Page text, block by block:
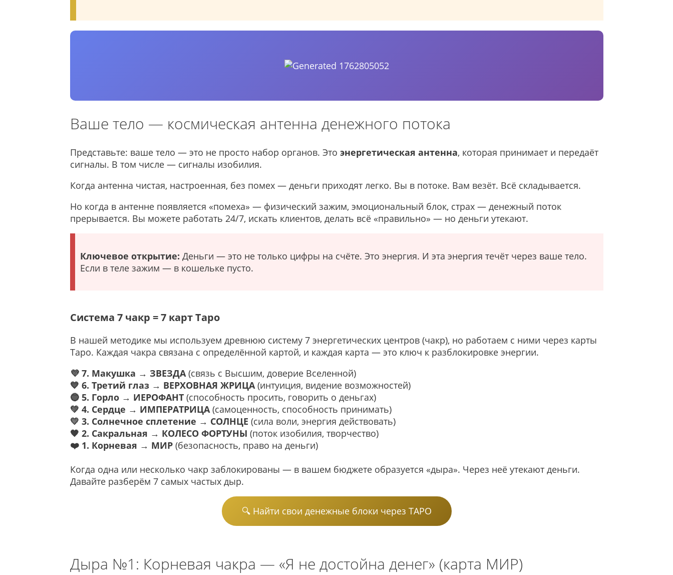
Ваше тело — космическая антенна денежного потока
Представьте: ваше тело — это не просто набор органов. Это энергетическая антенна, которая принимает и передаёт
сигналы. В том числе — сигналы изобилия.
Когда антенна чистая, настроенная, без помех — деньги приходят легко. Вы в потоке. Вам везёт. Всё складывается.
Но когда в антенне появляется «помеха» — физический зажим, эмоциональный блок, страх — денежный поток
прерывается. Вы можете работать 24/7, искать клиентов, делать всё «правильно» — но деньги утекают.
Ключевое открытие: Деньги — это не только цифры на счёте. Это энергия. И эта энергия течёт через ваше тело.
Если в теле зажим — в кошельке пусто.
Система 7 чакр = 7 карт Таро
В нашей методике мы используем древнюю систему 7 энергетических центров (чакр), но работаем с ними через карты
Таро. Каждая чакра связана с определённой картой, и каждая карта — это ключ к разблокировке энергии.
💜 7. Макушка → ЗВЕЗДА(связь с Высшим, доверие Вселенной)
💙 6. Третий глаз → ВЕРХОВНАЯ ЖРИЦА(интуиция, видение возможностей)
🔵 5. Горло → ИЕРОФАНТ(способность просить, говорить о деньгах)
💚 4. Сердце → ИМПЕРАТРИЦА(самоценность, способность принимать)
💛 3. Солнечное сплетение → СОЛНЦЕ (сила воли, энергия действовать)
🧡 2. Сакральная → КОЛЕСО ФОРТУНЫ (поток изобилия, творчество)
❤️ 1. Корневая → МИР(безопасность, право на деньги)
Когда одна или несколько чакр заблокированы — в вашем бюджете образуется «дыра». Через неё утекают деньги.
Давайте разберём 7 самых частых дыр.
🔍 Найти свои денежные блоки через ТАРО
Дыра №1: Корневая чакра — «Я не достойна денег» (карта МИР)